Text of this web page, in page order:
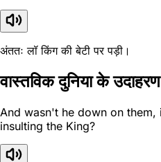
अंततः लॉ किंग की बेटी पर पड़ी।
वास्तविक दुनिया के उदाहरण
And wasn't he down on them,
insulting the King?